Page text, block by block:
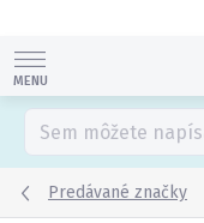
obsah
Predávané značky